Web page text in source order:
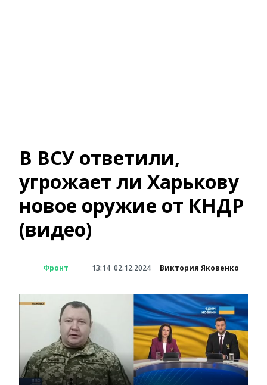
В ВСУ ответили,
угрожает ли Харькову
новое оружие от КНДР
(видео)
Фронт 13:14 02.12.2024 Виктория Яковенко